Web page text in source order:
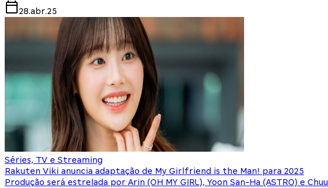
28.abr.25
Séries, TV e Streaming
Rakuten Viki anuncia adaptação de My Girlfriend is the Man! para 2025
Produção será estrelada por Arin (OH MY GIRL), Yoon San-Ha (ASTRO) e Chuu